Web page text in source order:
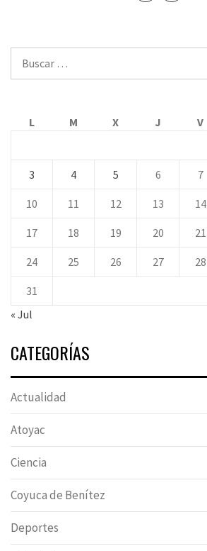
L
M X J V
3 4 5 6 7
10 11 12 13 14
17 18 19 20 21
24 25 26 27 28
31
« Jul
CATEGORÍAS
Actualidad
Atoyac
Ciencia
Coyuca de Benítez
Deportes